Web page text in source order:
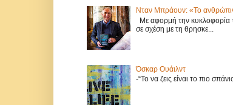
Νταν Μπράουν: «Το
Με αφορμή την κυκλοφορία
σε σχέση με τη θρησκε...
Όσκαρ Ουάιλντ
-“Το να ζεις είναι το πιο